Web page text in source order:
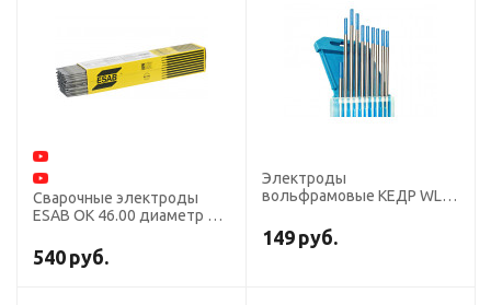
Сварочные электроды
ESAB ОК 46.00 диаметр 2,0
540 руб.
Электроды
вольфрамовые КЕДР WL-
мм(синий) AC/DC
149 руб.